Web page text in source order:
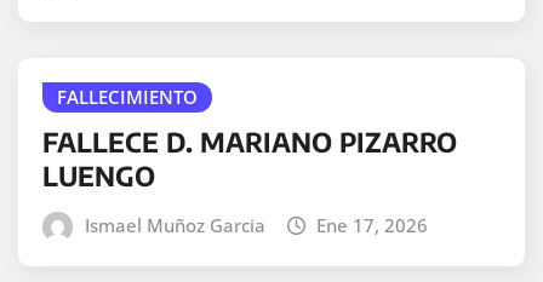
FALLECIMIENTO
FALLECE D. MARIANO PIZARRO
LUENGO
Ismael Muñoz Garcia Ene 17, 2026